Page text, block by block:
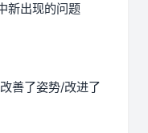
新出现的问题
善了姿势/改进了